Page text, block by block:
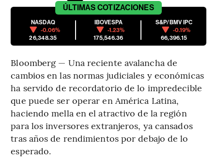
ÚLTIMAS COTIZACIONES
NASDAQ
-0.06%
26,348.35
IBOVESPA
-1.23%
175,546.36
S&P/BMV IPC
-0.19%
66,396.15
Bloomberg — Una reciente avalancha de
cambios en las normas judiciales y económicas
ha servido de recordatorio de lo impredecible
que puede ser operar en América Latina,
haciendo mella en el atractivo de la región
para los inversores extranjeros, ya cansados
tras años de rendimientos por debajo de lo
esperado.